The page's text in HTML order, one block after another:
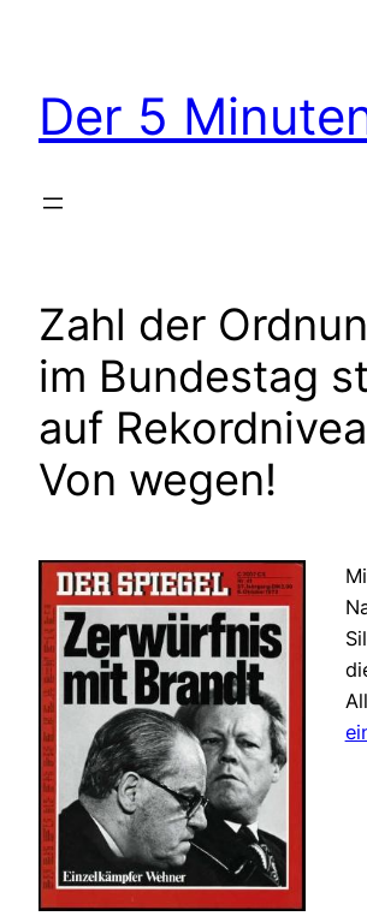
Der 5
Zahl der
im Bundestag
auf
Von wegen!